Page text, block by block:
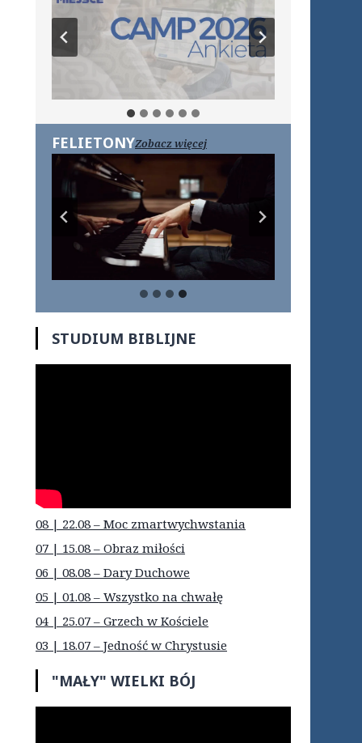
FELIETONYZobacz więcej
STUDIUM BIBLIJNE
08 | 22.08 – Moc zmartwychwstania
07 | 15.08 – Obraz miłości
06 | 08.08 – Dary Duchowe
05 | 01.08 – Wszystko na chwałę
04 | 25.07 – Grzech w Kościele
03 | 18.07 – Jedność w Chrystusie
"MAŁY" WIELKI BÓJ